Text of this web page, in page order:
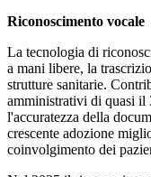
Riconoscimento vocale
La tecnologia di
a mani libere, la
strutture sanitarie.
amministrativi di quasi il
l'accuratezza della
crescente adozione
coinvolgimento dei